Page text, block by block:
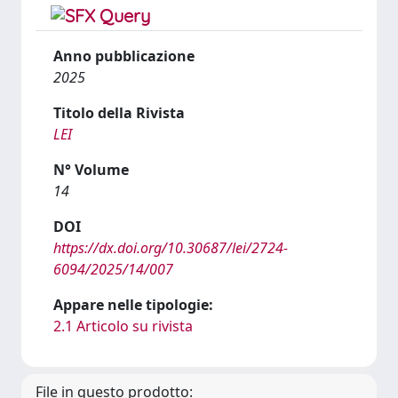
Anno pubblicazione
2025
Titolo della Rivista
LEI
N° Volume
14
DOI
https://dx.doi.org/10.30687/lei/2724-
6094/2025/14/007
Appare nelle tipologie:
2.1 Articolo su rivista
File in questo prodotto: